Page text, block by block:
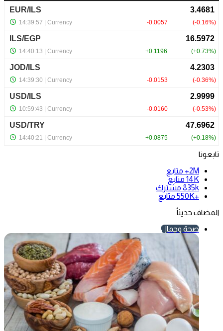
تابعونا
2M+
متابع
14K متابع
835k مشترك
+550K
متابع
المضاف حديثاً
صحة وجمال